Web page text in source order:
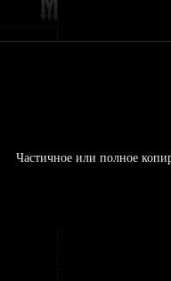
Частичное или полное